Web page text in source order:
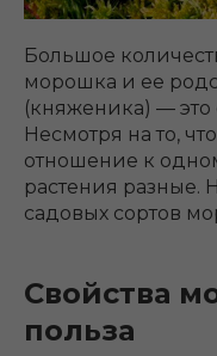
Большое
морошка и ее
(княженика) ― это
Несмотря на то,
отношение к
растения разные.
садовых сортов
Свойства
польза